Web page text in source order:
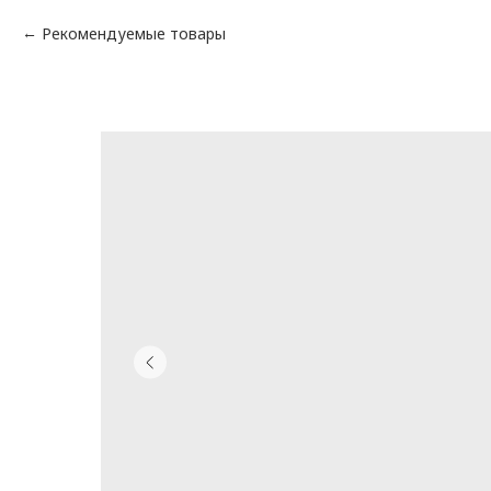
Рекомендуемые товары